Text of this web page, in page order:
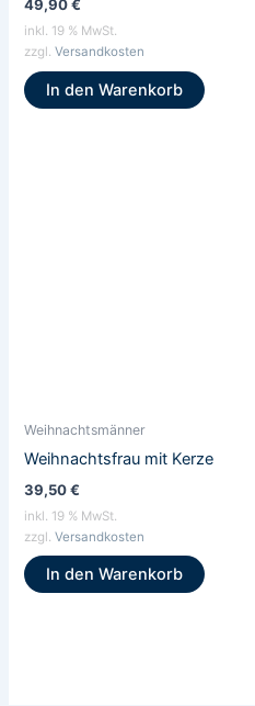
49,90€
inkl. 19 % MwSt.
zzgl.Versandkosten
In den Warenkorb
Weihnachtsmänner
Weihnachtsfrau mit Kerze
39,50€
inkl. 19 % MwSt.
zzgl.Versandkosten
In den Warenkorb